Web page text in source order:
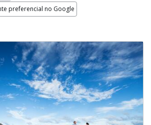
preferencial no Google